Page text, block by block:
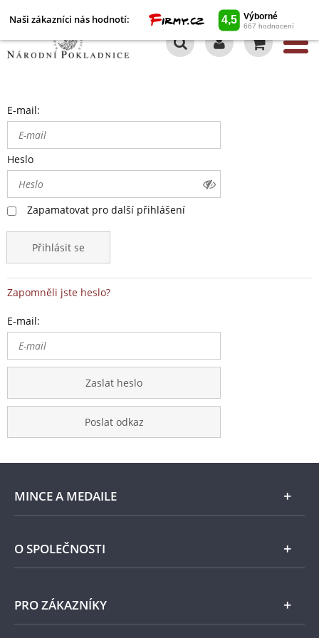
Naši zákazníci nás hodnotí:
E-mail:
Heslo
Zapamatovat pro další přihlášení
Přihlásit se
Zapomněli jste heslo?
E-mail:
Zaslat heslo
Poslat odkaz
MINCE A MEDAILE
E-shop
Stříbro
O SPOLEČNOSTI
Národní Pokladnice
PRO ZÁKAZNÍKY